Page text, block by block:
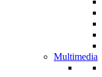
Multimedia